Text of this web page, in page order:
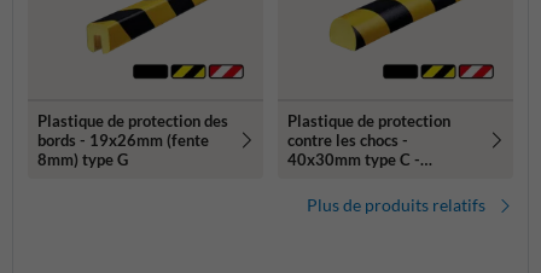
Plastique de protection des
bords - 19x26mm (fente
8mm) type G
Plastique de protection
contre les chocs -
40x30mm type C -
Plus de produits relatifs